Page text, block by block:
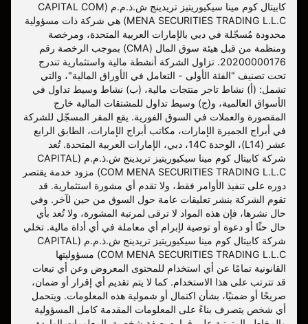
كابيتال كوم مينا سيكيوريتيز تريدينج ش.ذ.م.م (CAPITAL COM
MENA SECURITIES TRADING L.L.C) هي شركة ذات مسؤولية
محدودة مُسجّلة في دبي بالإمارات العربية المتحدة، ومرخصة
ومنظمة من قبل هيئة سوق المال (CMA) بموجب الرخصة رقم
20200000176. تزاول الشركة أنشطة مالية واستثمارية تندرج
تحت تصنيف "الفئة الأولى - التعامل في الأوراق المالية"، والتي
تشمل: (أ) نشاط تاجر منتجات مالية، (ب) نشاط وسيط تداول في
الأسواق العالمية، و(ج) وسيط تداول للمشتقات المالية خارج
المقصورة والعملات في السوق الفورية. يقع المقر المسجّل للشركة
في أبراج الجميرة الإمارات، مكاتب أبراج الإمارات، الطابق الرابع
عشر (L14)، الوحدة 14C، دبي، الإمارات العربية المتحدة. تُعد
شركة كابيتال كوم مينا سيكيوريتيز تريدينج ش.ذ.م.م (CAPITAL
COM MENA SECURITIES TRADING L.L.C) مزود خدمة يقتصر
دوره على تنفيذ الأوامر فقط، ولا تقدم أي مشورة استثمارية. قد
تقوم الشركة بنشر تعليقات عامة حول السوق من حين لآخر. وفي
حال نشرها، فإن هذه المواد لا ترقى لمرتبة المشورة، ولا تُعد بأي
حال حثًا أو دعوة أو توصية لإبرام أي معاملة في أي أداة مالية. تخلي
شركة كابيتال كوم مينا سيكيوريتيز تريدينج ش.ذ.م.م (CAPITAL
COM MENA SECURITIES TRADING L.L.C) مسؤوليتها
القانونية تمامًا عن أي استخدام للمحتوى المعروض وعن أي تبعات
قد تترتب على هذا الاستخدام. كما لا يتم تقديم أي إقرار أو ضمان،
صريحًا أو ضمنيًا، بشأن اكتمال أو شمولية هذه المعلومات. ويتحمل
أي شخص يتصرف بناءً على المعلومات المقدمة كامل المسؤولية